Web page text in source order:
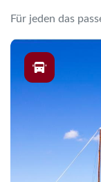
Für jeden das